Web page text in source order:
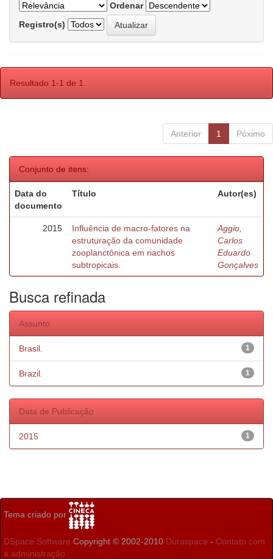
Ordenar
Registro(s)
Resultado 1-1 de 1.
Anterior 1 Póximo
Conjunto de itens:
Data do
documento
Título Autor(es)
2015
Influência de macro-fatores na
estruturação da comunidade
zooplanctônica em riachos
subtropicais.
Aggio,
Carlos
Eduardo
Gonçalves
Busca refinada
Assunto
1
Brasil.
1
Brazil.
Data de Publicação
1
2015
Tema criado por
DSpace Software Copyright © 2002-2010 Duraspace - Contato com
a administração